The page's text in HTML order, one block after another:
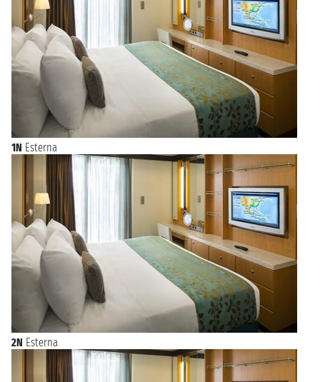
1N Esterna
2N Esterna